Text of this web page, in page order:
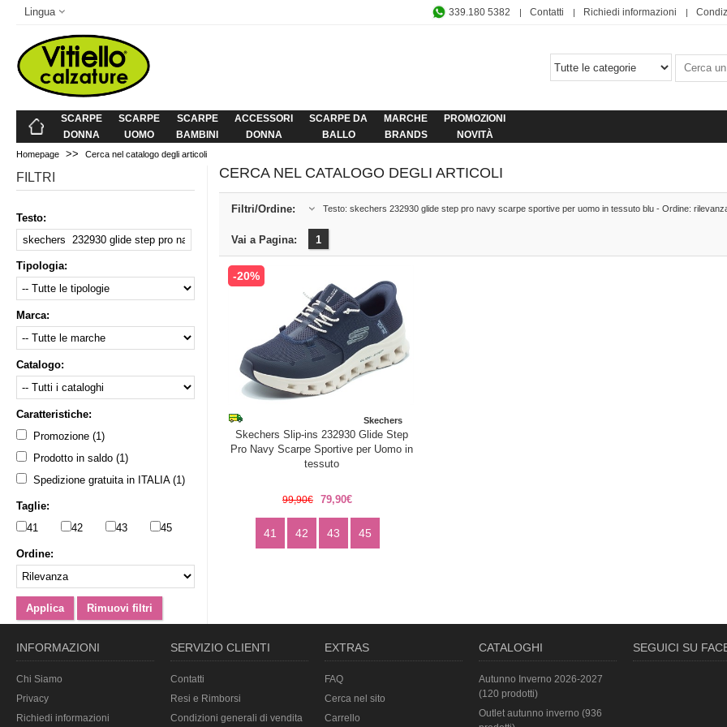
Lingua 339.180 5382 Contatti Richiedi informazioni
SCARPE
DONNA
SCARPE
UOMO
SCARPE
BAMBINI
ACCESSORI
DONNA
SCARPE DA
BALLO
MARCHE
BRANDS
PROMOZIONI
NOVITÀ
Homepage >> Cerca nel catalogo degli articoli
FILTRI
Testo:
Tipologia:
Marca:
Catalogo:
Caratteristiche:
Promozione (1)
Prodotto in saldo (1)
Spedizione gratuita in ITALIA (1)
Taglie:
41
42 43 45
Ordine:
CERCA NEL CATALOGO DEGLI ARTICOLI
Filtri/Ordine: Testo: skechers 232930 glide step pro navy scarpe sportive per uomo in tessuto blu - Ordine:
Vai a Pagina: 1
-20%
Skechers
Skechers Slip-ins 232930 Glide Step
Pro Navy Scarpe Sportive per Uomo in
tessuto
99,90€ 79,90€
41 42 43 45
INFORMAZIONI
Chi Siamo
Privacy
Richiedi informazioni
SERVIZIO CLIENTI
Contatti
Resi e Rimborsi
Condizioni generali di vendita
EXTRAS
FAQ
Cerca nel sito
Carrello
CATALOGHI
Autunno Inverno 2026-2027
(120 prodotti)
Outlet autunno inverno (936
SEGUICI SU